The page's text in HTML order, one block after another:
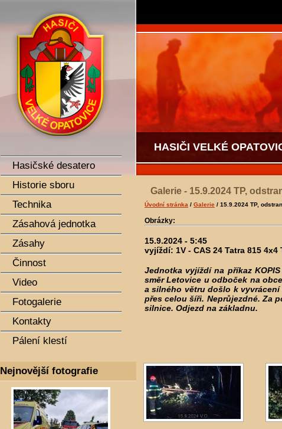
HASIČI VELKÉ
Galerie - 15.9.2024 TP,
Úvodní stránka / Galerie / 15.9.2024 TP,
Obrázky:
15.9.2024 - 5:45
vyjíždí: 1V - CAS 24 Tatra 815 4x4
Jednotka vyjíždí na příkaz
směr Letovice u odboček na
a silného větru došlo k
přes celou šíři. Neprůjezdné. Za
silnice. Odjezd na základnu.
SDH Velké Opatovice
Hasičské desatero
Historie sboru
Technika
Zásahová jednotka
Zásahy
Činnost
Video
Fotogalerie
Kontakty
Pálení klestí
Nejnovější fotografie